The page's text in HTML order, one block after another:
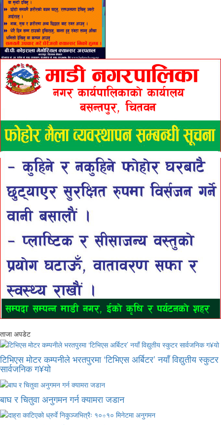
ताजा अपडेट
टिभिएस मोटर कम्पनीले भरतपुरमा ‘टिभिएस अर्बिटर’ नयाँ विद्युतीय स्कुटर
सार्वजनिक ग¥यो
बाघ र चितुवा अनुगमन गर्न क्यामरा जडान